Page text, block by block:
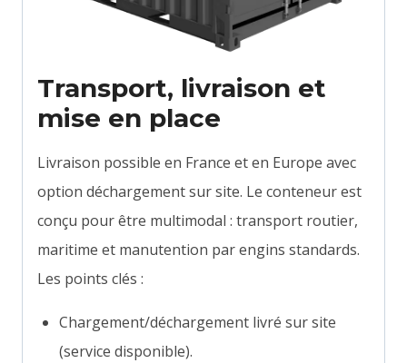
Transport, livraison et
mise en place
Livraison possible en France et en Europe avec
option déchargement sur site. Le conteneur est
conçu pour être multimodal : transport routier,
maritime et manutention par engins standards.
Les points clés :
Chargement/déchargement livré sur site
(service disponible).